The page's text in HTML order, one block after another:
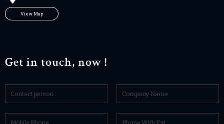
View Map
Get in touch, now !